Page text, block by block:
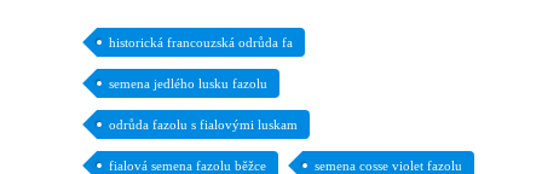
historická francouzská odrůda fa
semena jedlého lusku fazolu
odrůda fazolu s fialovými luskam
fialová semena fazolu běžce semena cosse violet fazolu